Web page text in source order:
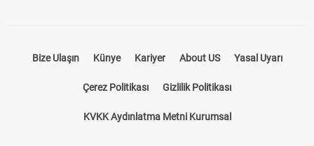
Bize Ulaşın Künye Kariyer About US Yasal Uyarı
Çerez Politikası Gizlilik Politikası
KVKK Aydınlatma Metni Kurumsal